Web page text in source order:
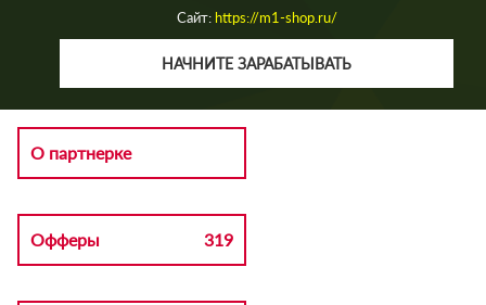
Сайт: https://m1-shop.ru/
НАЧНИТЕ ЗАРАБАТЫВАТЬ
О партнерке
Офферы 319